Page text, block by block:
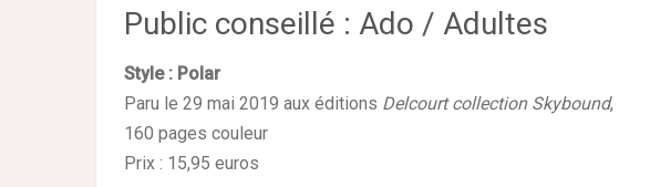
Public conseillé : Ado / Adultes
Style : Polar
Paru le 29 mai 2019 aux éditions Delcourt collection Skybound,
160 pages couleur
Prix : 15,95 euros